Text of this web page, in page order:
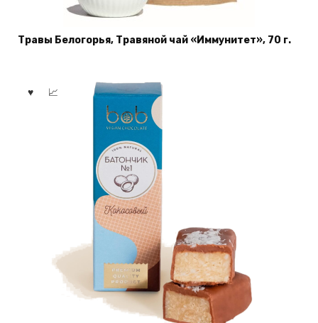
Травы Белогорья, Травяной чай «Иммунитет», 70 г.